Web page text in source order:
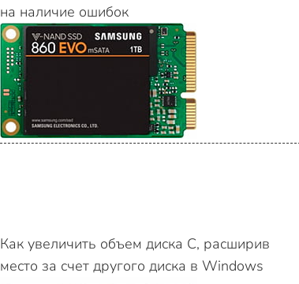
на наличие ошибок
Как увеличить объем диска С, расширив
место за счет другого диска в Windows